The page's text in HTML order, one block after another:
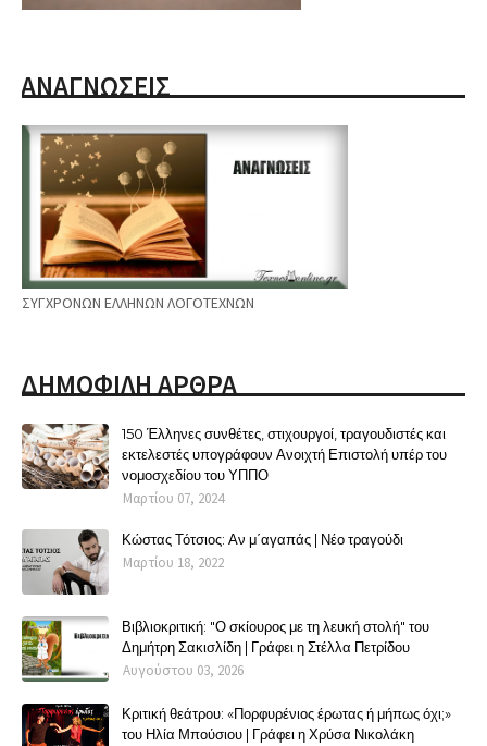
ΑΝΑΓΝΩΣΕΙΣ
ΣΥΓΧΡΟΝΩΝ ΕΛΛΗΝΩΝ ΛΟΓΟΤΕΧΝΩΝ
ΔΗΜΟΦΙΛΗ ΑΡΘΡΑ
150 Έλληνες συνθέτες, στιχουργοί, τραγουδιστές και
εκτελεστές υπογράφουν Ανοιχτή Επιστολή υπέρ του
νομοσχεδίου του ΥΠΠΟ
Μαρτίου 07, 2024
Κώστας Τότσιος: Αν μ΄αγαπάς | Νέο τραγούδι
Μαρτίου 18, 2022
Βιβλιοκριτική: "Ο σκίουρος με τη λευκή στολή" του
Δημήτρη Σακισλίδη | Γράφει η Στέλλα Πετρίδου
Αυγούστου 03, 2026
Κριτική θεάτρου: «Πορφυρένιος έρωτας ή μήπως όχι;»
του Ηλία Μπούσιου | Γράφει η Χρύσα Νικολάκη